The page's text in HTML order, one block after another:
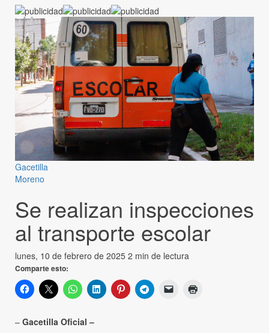
Gacetilla
Moreno
Se realizan inspecciones
al transporte escolar
lunes, 10 de febrero de 2025 2 min de lectura
Comparte esto:
– Gacetilla Oficial –